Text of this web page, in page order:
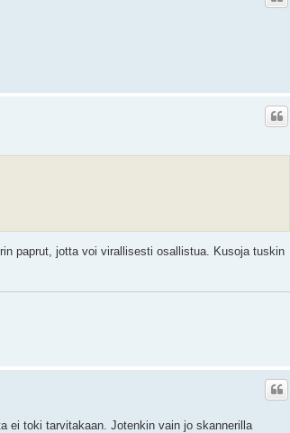
paprut, jotta voi virallisesti osallistua. Kusoja tuskin
ei toki tarvitakaan. Jotenkin vain jo skannerilla